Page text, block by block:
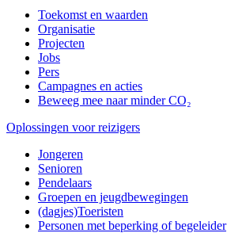
Toekomst en waarden
Organisatie
Projecten
Jobs
Pers
Campagnes en acties
Beweeg mee naar minder CO₂
Oplossingen voor reizigers
Jongeren
Senioren
Pendelaars
Groepen en jeugdbewegingen
(dagjes)Toeristen
Personen met beperking of begeleider